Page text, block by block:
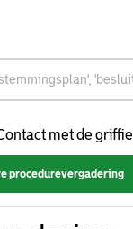
met de griffie
procedurevergadering